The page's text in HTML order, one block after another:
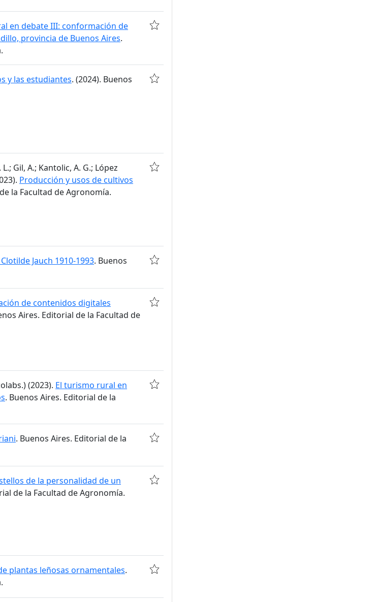
en debate III: conformación de
provincia de Buenos Aires.
y las estudiantes. (2024). Buenos
Gil, A.; Kantolic, A. G.; López
Producción y usos de cultivos
la Facultad de Agronomía.
Jauch 1910-1993. Buenos
de contenidos digitales
Aires. Editorial de la Facultad de
(2023). El turismo rural en
. Buenos Aires. Editorial de la
. Buenos Aires. Editorial de la
de la personalidad de un
de la Facultad de Agronomía.
plantas leñosas ornamentales.